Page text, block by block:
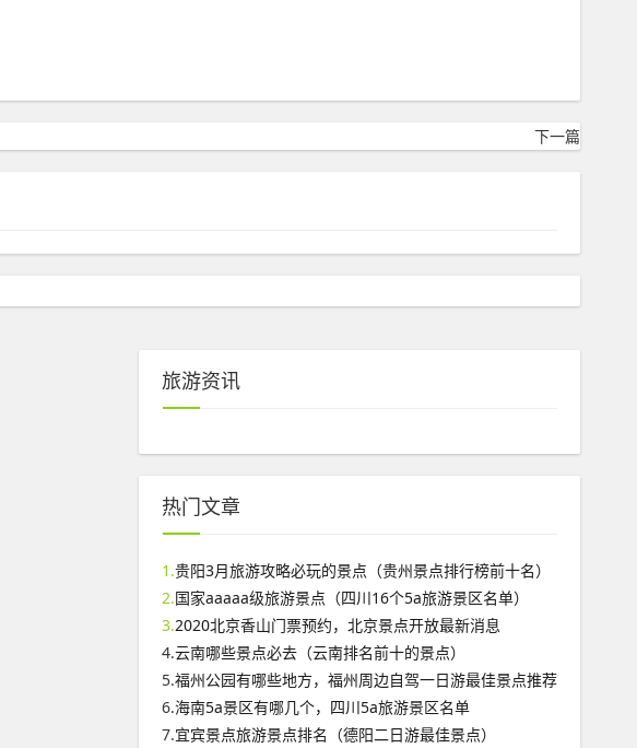
下一篇
旅游资讯
热门文章
1.贵阳3月旅游攻略必玩的景点（贵州景点排行榜前十名）
2.国家aaaaa级旅游景点（四川16个5a旅游景区名单）
3.2020北京香山门票预约，北京景点开放最新消息
4.云南哪些景点必去（云南排名前十的景点）
5.福州公园有哪些地方，福州周边自驾一日游最佳景点推荐
6.海南5a景区有哪几个，四川5a旅游景区名单
7.宜宾景点旅游景点排名（德阳二日游最佳景点）